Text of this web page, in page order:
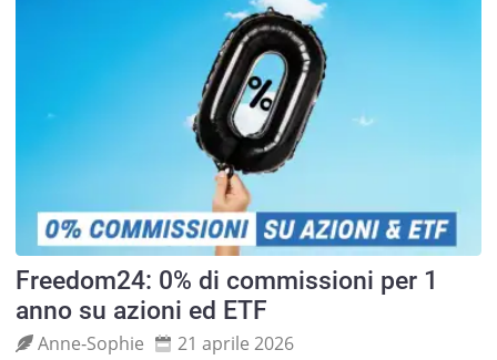
Freedom24: 0% di commissioni per 1
anno su azioni ed ETF
Anne‑Sophie 21 aprile 2026